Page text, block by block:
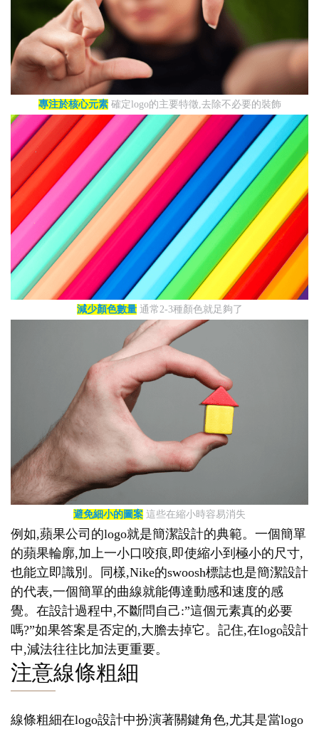
專注於核心元素確定logo的主要特徵,去除不必要的裝飾
減少顏色數量通常2-3種顏色就足夠了
避免細小的圖案 這些在縮小時容易消失
例如,蘋果公司的logo就是簡潔設計的典範。一個簡單
的蘋果輪廓,加上一小口咬痕,即使縮小到極小的尺寸,
也能立即識別。同樣,Nike的swoosh標誌也是簡潔設計
的代表,一個簡單的曲線就能傳達動感和速度的感
覺。在設計過程中,不斷問自己:”這個元素真的必要
嗎?”如果答案是否定的,大膽去掉它。記住,在logo設計
中,減法往往比加法更重要。
注意線條粗細
線條粗細在logo設計中扮演著關鍵角色,尤其是當logo